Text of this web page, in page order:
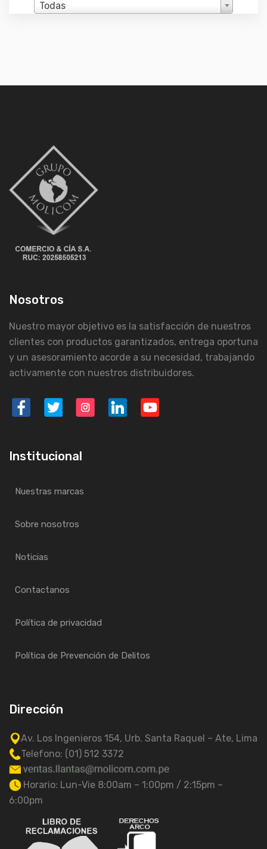
Todas
Nosotros
Nuestro mayor objetivo es la satisfacción de nuestros
clientes con productos garantizados, entrega oportuna
y un asesoramiento acorde a su necesidad, trabajando
activamente con nuestros distribuidores.
Institucional
Nuestras marcas
Sobre nosotros
Noticias
Contactanos
Política de privacidad
Política de Prevención de Delitos
Dirección
Av. Los Ingenieros 154, Urb. Santa Raquel – Ate, Lima
Telefono: (01) 512 3372
Horario: Lun-Vie 8:00am – 1:00pm / 2:15pm –
6:00pm